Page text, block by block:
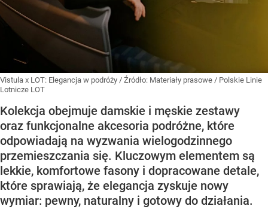
Vistula x LOT: Elegancja w podróży / Źródło: Materiały prasowe / Polskie Linie
Lotnicze LOT
Kolekcja obejmuje damskie i męskie zestawy
oraz funkcjonalne akcesoria podróżne, które
odpowiadają na wyzwania wielogodzinnego
przemieszczania się. Kluczowym elementem są
lekkie, komfortowe fasony i dopracowane detale,
które sprawiają, że elegancja zyskuje nowy
wymiar: pewny, naturalny i gotowy do działania.